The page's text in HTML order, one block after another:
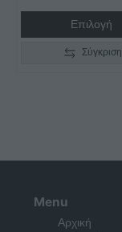
Επιλογή
Σύγκριση
Menu
Αρχική